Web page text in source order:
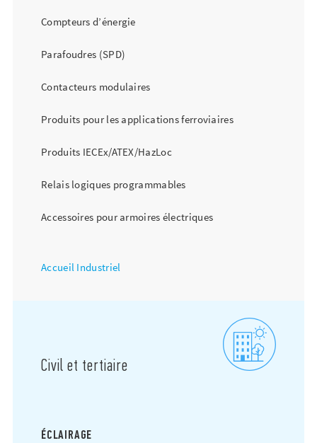
Compteurs d’énergie
Parafoudres (SPD)
Contacteurs modulaires
Produits pour les applications ferroviaires
Produits IECEx/ATEX/HazLoc
Relais logiques programmables
Accessoires pour armoires électriques
Accueil Industriel
Civil et tertiaire
ÉCLAIRAGE